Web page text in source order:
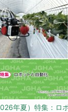
年夏）特集：ロ